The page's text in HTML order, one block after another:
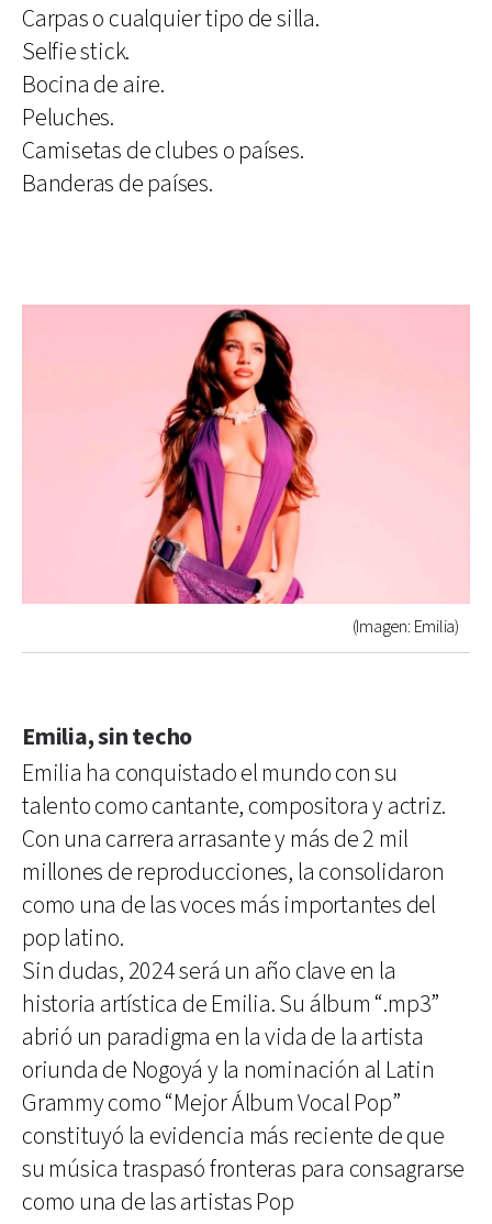
Carpas o cualquier tipo de silla.
Selfie stick.
Bocina de aire.
Peluches.
Camisetas de clubes o países.
Banderas de países.
(Imagen: Emilia)
Emilia, sin techo
Emilia ha conquistado el mundo con su
talento como cantante, compositora y actriz.
Con una carrera arrasante y más de 2 mil
millones de reproducciones, la consolidaron
como una de las voces más importantes del
pop latino.
Sin dudas, 2024 será un año clave en la
historia artística de Emilia. Su álbum “.mp3”
abrió un paradigma en la vida de la artista
oriunda de Nogoyá y la nominación al Latin
Grammy como “Mejor Álbum Vocal Pop”
constituyó la evidencia más reciente de que
su música traspasó fronteras para consagrarse
como una de las artistas Pop